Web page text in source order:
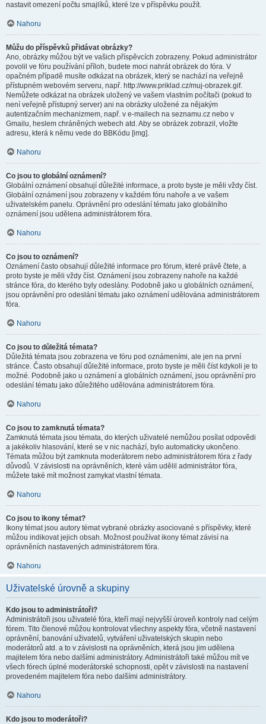
nastavit omezení počtu smajlíků, které lze v příspěvku použít.
Nahoru
Můžu do příspěvků přidávat obrázky?
Ano, obrázky můžou být ve vašich příspěvcích zobrazeny. Pokud administrátor
povolil ve fóru používání příloh, budete moci nahrát obrázek do fóra. V
opačném případě musíte odkázat na obrázek, který se nachází na veřejně
přístupném webovém serveru, např. http://www.priklad.cz/muj-obrazek.gif.
Nemůžete odkázat na obrázek uložený ve vašem vlastním počítači (pokud to
není veřejně přístupný server) ani na obrázky uložené za nějakým
autentizačním mechanizmem, např. v e-mailech na seznamu.cz nebo v
Gmailu, heslem chráněných webech atd. Aby se obrázek zobrazil, vložte
adresu, která k němu vede do BBKódu [img].
Nahoru
Co jsou to globální oznámení?
Globální oznámení obsahují důležité informace, a proto byste je měli vždy číst.
Globální oznámení jsou zobrazeny v každém fóru nahoře a ve vašem
uživatelském panelu. Oprávnění pro odeslání tématu jako globálního
oznámení jsou udělena administrátorem fóra.
Nahoru
Co jsou to oznámení?
Oznámení často obsahují důležité informace pro fórum, které právě čtete, a
proto byste je měli vždy číst. Oznámení jsou zobrazeny nahoře na každé
stránce fóra, do kterého byly odeslány. Podobně jako u globálních oznámení,
jsou oprávnění pro odeslání tématu jako oznámení udělována administrátorem
fóra.
Nahoru
Co jsou to důležitá témata?
Důležitá témata jsou zobrazena ve fóru pod oznámeními, ale jen na první
stránce. Často obsahují důležité informace, proto byste je měli číst kdykoli je to
možné. Podobně jako u oznámení a globálních oznámení, jsou oprávnění pro
odeslání tématu jako důležitého udělována administrátorem fóra.
Nahoru
Co jsou to zamknutá témata?
Zamknutá témata jsou témata, do kterých uživatelé nemůžou posílat odpovědi
a jakékoliv hlasování, které se v nic nachází, bylo automaticky ukončeno.
Témata můžou být zamknuta moderátorem nebo administrátorem fóra z řady
důvodů. V závislosti na oprávněních, které vám udělil administrátor fóra,
můžete také mít možnost zamykat vlastní témata.
Nahoru
Co jsou to ikony témat?
Ikony témat jsou autory témat vybrané obrázky asociované s příspěvky, které
můžou indikovat jejich obsah. Možnost používat ikony témat závisí na
oprávněních nastavených administrátorem fóra.
Nahoru
Uživatelské úrovně a skupiny
Kdo jsou to administrátoři?
Administrátoři jsou uživatelé fóra, kteří mají nejvyšší úroveň kontroly nad celým
fórem. Tito členové můžou kontrolovat všechny aspekty fóra, včetně nastavení
oprávnění, banování uživatelů, vytváření uživatelských skupin nebo
moderátorů atd. a to v závislosti na oprávněních, která jsou jim udělena
majitelem fóra nebo dalšími administrátory. Administrátoři také můžou mít ve
všech fórech úplné moderátorské schopnosti, opět v závislosti na nastavení
provedeném majitelem fóra nebo dalšími administrátory.
Nahoru
Kdo jsou to moderátoři?